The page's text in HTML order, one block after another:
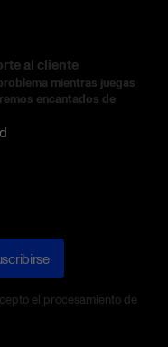
al cliente
mientras juegas
encantados de
el procesamiento de